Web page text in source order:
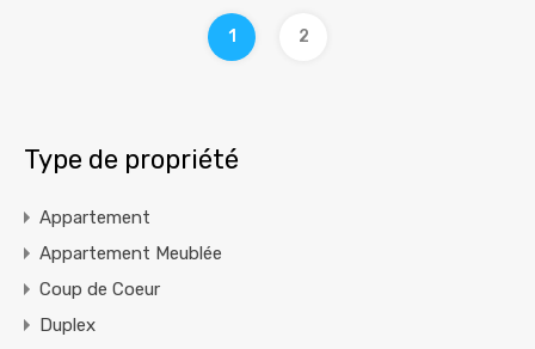
1 2
Type de propriété
Appartement
Appartement Meublée
Coup de Coeur
Duplex